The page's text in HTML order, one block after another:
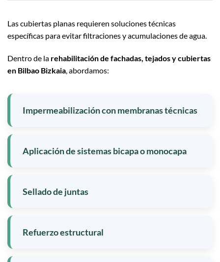
Las cubiertas planas requieren soluciones técnicas
específicas para evitar filtraciones y acumulaciones de agua.
Dentro de la rehabilitación de fachadas, tejados y cubiertas
en Bilbao Bizkaia , abordamos:
Impermeabilización con membranas técnicas
Aplicación de sistemas bicapa o monocapa
Sellado de juntas
Refuerzo estructural